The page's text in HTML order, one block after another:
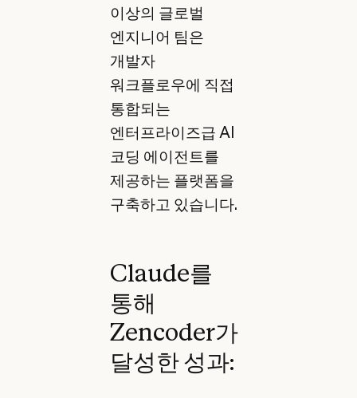
이상의 글로벌
엔지니어 팀은
개발자
워크플로우에 직접
통합되는
엔터프라이즈급 AI
코딩 에이전트를
제공하는 플랫폼을
구축하고 있습니다.
Claude를
통해
Zencoder가
달성한 성과: